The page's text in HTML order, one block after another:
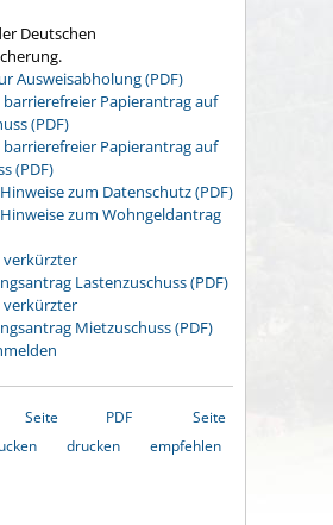
Deutschen
Ausweisabholung (PDF)
Papierantrag auf
(PDF)
Papierantrag auf
(PDF)
zum Datenschutz (PDF)
zum Wohngeldantrag
verkürzter
Lastenzuschuss (PDF)
verkürzter
Mietzuschuss (PDF)
Seite
PDF
drucken
Seite
empfehlen